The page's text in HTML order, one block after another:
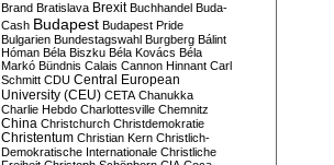
Brand Bratislava Brexit Buchhandel Buda-
Cash Budapest Budapest Pride
Bulgarien Bundestagswahl Burgberg Bálint
Hóman Béla Biszku Béla Kovács Béla
Markó Bündnis Calais Cannon Hinnant Carl
Schmitt CDU Central European
University (CEU) CETA Chanukka
Charlie Hebdo Charlottesville Chemnitz
China Christchurch Christdemokratie
Christentum Christian Kern Christlich-
Demokratische Internationale Christliche